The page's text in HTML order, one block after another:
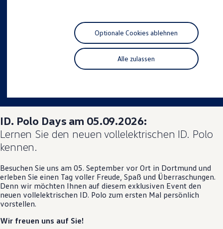
Driving Experience
Volkswagen entdecken
Werkbesichtigung
Factory visit
Lifestyle Shop
T-Roc Kollektion
Fußball Drop
we drive football
#wedriveproud
Besitzer und Service
Software Updates
Service und Ersatzteile
Inspektion und HU/AU
Reparaturen und Checks
Motorenöl und Flüssigkeiten
Pannen- und Unfallhilfe
ID. Polo Days am 05.09.2026:
Lernen Sie den neuen vollelektrischen ID. Polo
kennen.
Besuchen Sie uns am 05. September vor Ort in Dortmund und
erleben Sie einen Tag voller Freude, Spaß und Überraschungen.
Denn wir möchten Ihnen auf diesem exklusiven Event den
neuen vollelektrischen ID. Polo zum ersten Mal persönlich
vorstellen.
Wir freuen uns auf Sie!
Alle zulassen
Optionale Cookies ablehnen